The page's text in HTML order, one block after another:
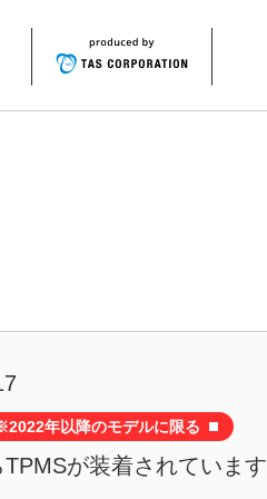
年以降のモデルに限る
が装着されています